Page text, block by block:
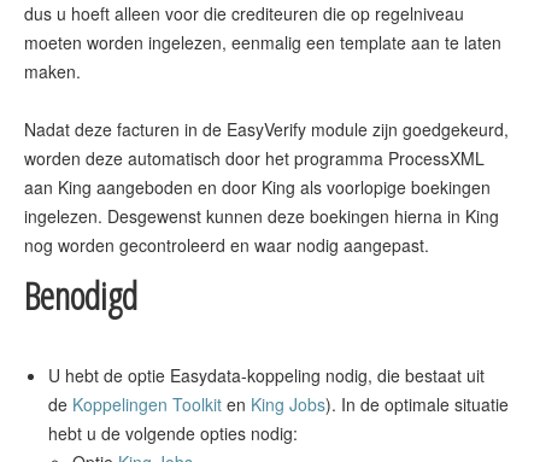
dus u hoeft alleen voor die crediteuren die op regelniveau
moeten worden ingelezen, eenmalig een template aan te laten
maken.
Nadat deze facturen in de EasyVerify module zijn goedgekeurd,
worden deze automatisch door het programma ProcessXML
aan King aangeboden en door King als voorlopige boekingen
ingelezen. Desgewenst kunnen deze boekingen hierna in King
Benodigd
U hebt de optie Easydata-koppeling nodig, die bestaat uit
de Koppelingen Toolkit en King Jobs). In de optimale situatie
hebt u de volgende opties nodig: